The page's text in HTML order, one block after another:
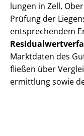
lun­gen in Zell,
Prüfung der
entsprechendem
Marktdaten des
fließen über
ermitt­lung sowie